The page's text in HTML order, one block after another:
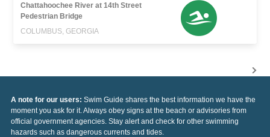
Chattahoochee River at 14th Street
Pedestrian Bridge
COLUMBUS, GEORGIA
A note for our users: Swim Guide shares the best information we have the
moment you ask for it. Always obey signs at the beach or advisories from
official government agencies. Stay alert and check for other swimming
hazards such as dangerous currents and tides.